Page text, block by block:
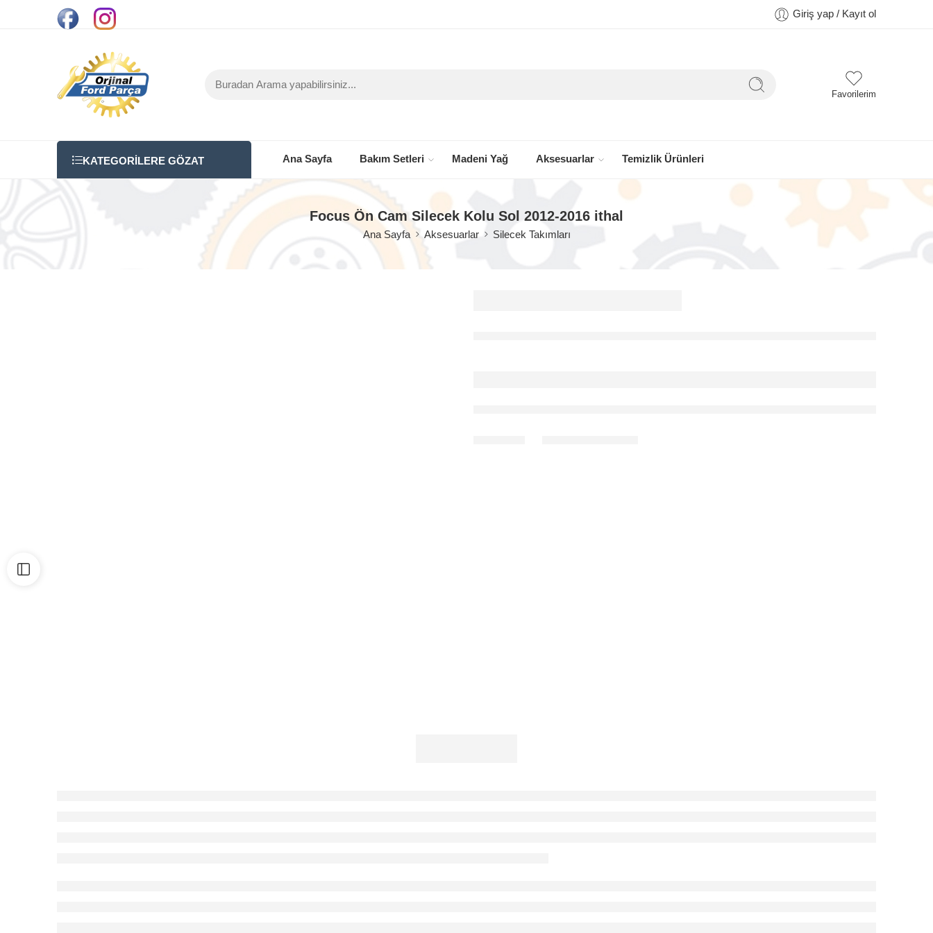
Giriş yap / Kayıt ol
Favorilerim
KATEGORILERE GÖZAT Ana Sayfa Bakım Setleri Madeni Yağ Aksesuarlar Temizlik Ürünleri
Focus Ön Cam Silecek Kolu Sol 2012-2016 ithal
Ana Sayfa Aksesuarlar Silecek Takımları